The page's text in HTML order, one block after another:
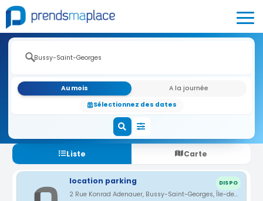
Au mois
A la journée
Sélectionnez des dates
Liste Carte
location parking DISPO
2 Rue Konrad Adenauer, Bussy-Saint-Georges, Île-de-France, France · 0.48 km